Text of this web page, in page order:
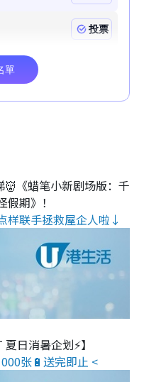
👹《蜡笔小新剧场版：千
期》！
样联手拯救屋企人啦↓
夏日消暑企划⚡】
张🔋送完即止 <